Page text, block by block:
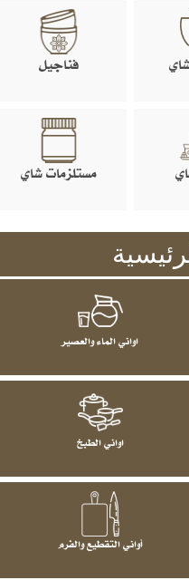
فناجيل
مستلزمات شاي
اواني الماء والعصير
اواني الطبخ
أواني التقطيع والفرم